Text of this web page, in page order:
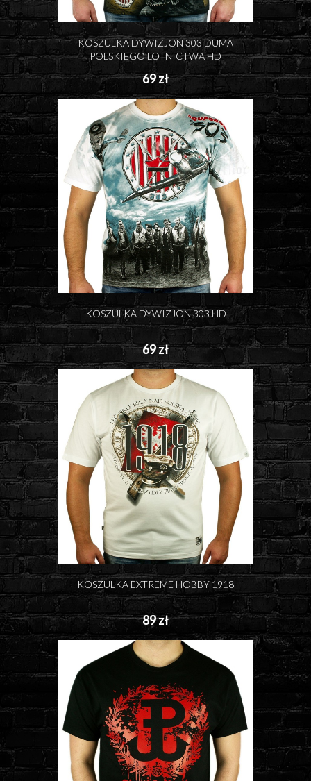
KOSZULKA DYWIZJON 303 DUMA
POLSKIEGO LOTNICTWA HD
69 zł
KOSZULKA DYWIZJON 303 HD
69 zł
KOSZULKA EXTREME HOBBY 1918
89 zł